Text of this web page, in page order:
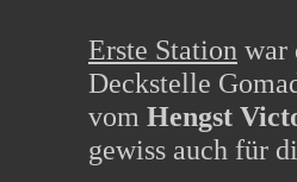
Erste Station war
Deckstelle
vom Hengst
gewiss auch für